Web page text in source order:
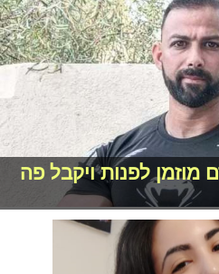
מוזמן לפנות ויקבל פה